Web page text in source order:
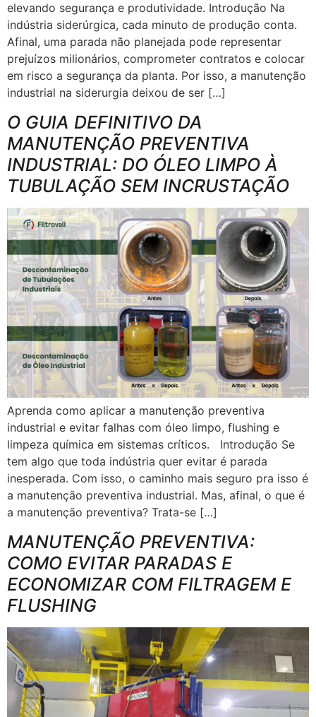
elevando segurança e produtividade. Introdução Na
indústria siderúrgica, cada minuto de produção conta.
Afinal, uma parada não planejada pode representar
prejuízos milionários, comprometer contratos e colocar
em risco a segurança da planta. Por isso, a manutenção
industrial na siderurgia deixou de ser […]
O GUIA DEFINITIVO DA
MANUTENÇÃO PREVENTIVA
INDUSTRIAL: DO ÓLEO LIMPO À
TUBULAÇÃO SEM INCRUSTAÇÃO
Aprenda como aplicar a manutenção preventiva
industrial e evitar falhas com óleo limpo, flushing e
limpeza química em sistemas críticos. Introdução Se
tem algo que toda indústria quer evitar é parada
inesperada. Com isso, o caminho mais seguro pra isso é
a manutenção preventiva industrial. Mas, afinal, o que é
a manutenção preventiva? Trata-se […]
MANUTENÇÃO PREVENTIVA:
COMO EVITAR PARADAS E
ECONOMIZAR COM FILTRAGEM E
FLUSHING